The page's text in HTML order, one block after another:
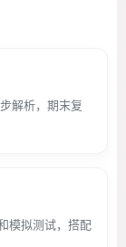
解析，期末复
模拟测试，搭配